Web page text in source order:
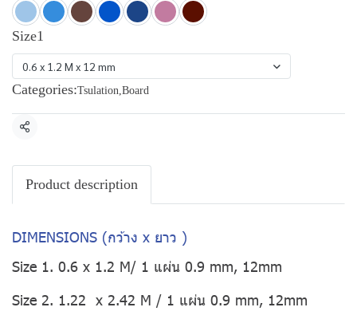
Size1
0.6 x 1.2 M x 12 mm
Categories:Tsulation,Board
Share
Product description
DIMENSIONS (กว้าง x ยาว )
Size 1. 0.6 x 1.2 M/ 1 แผ่น 0.9 mm, 12mm
Size 2. 1.22 x 2.42 M / 1 แผ่น 0.9 mm, 12mm